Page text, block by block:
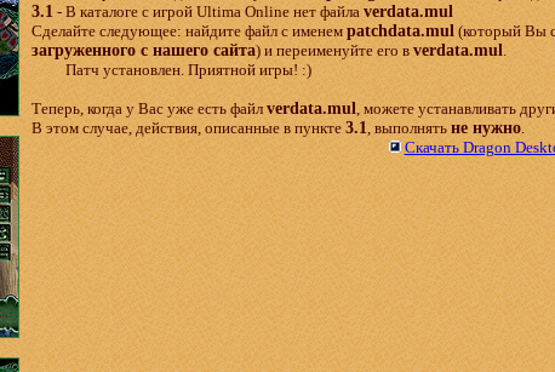
3.1 - В каталоге с игрой Ultima Online нет файла verdata.mul
Сделайте следующее: найдите файл с именем patchdata.mul (который Вы
загруженного с нашего сайта) и переименуйте его в verdata.mul.
Патч установлен. Приятной игры! :)
Теперь, когда у Вас уже есть файл verdata.mul, можете устанавливать
В этом случае, действия, описанные в пункте 3.1, выполнять не нужно.
Скачать Dragon